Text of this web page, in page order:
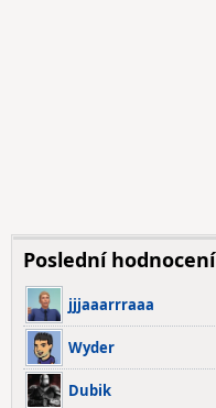
Poslední hodnocení
jjjaaarrraaa
Wyder
Dubik